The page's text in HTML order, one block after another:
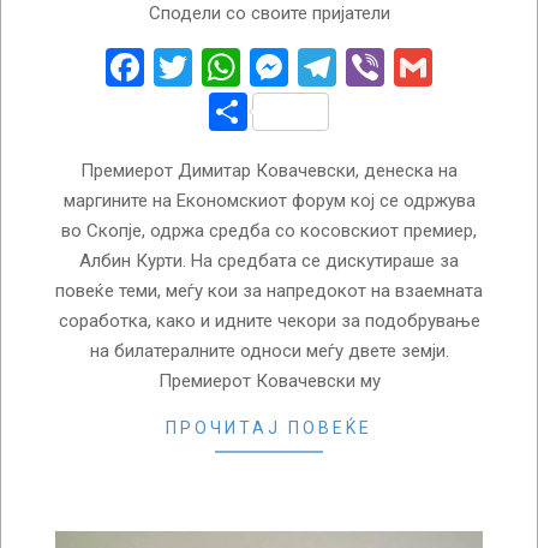
Сподели со своите пријатели
Facebook
Twitter
WhatsApp
Messenger
Telegram
Viber
Share
Премиерот Димитар Ковачевски, денеска на
маргините на Економскиот форум кој се одржува
во Скопје, одржа средба со косовскиот премиер,
Албин Курти. На средбата се дискутираше за
повеќе теми, меѓу кои за напредокот на взаемната
соработка, како и идните чекори за подобрување
на билатералните односи меѓу двете земји.
Премиерот Ковачевски му
ПРОЧИТАЈ ПОВЕЌЕ